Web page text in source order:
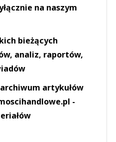
na naszym
bieżących
analiz, raportów,
archiwum artykułów
-